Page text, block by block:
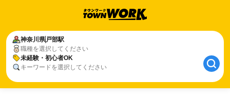
神奈川県戸部駅
職種を選択してください
未経験・初心者OK
キーワードを選択してください